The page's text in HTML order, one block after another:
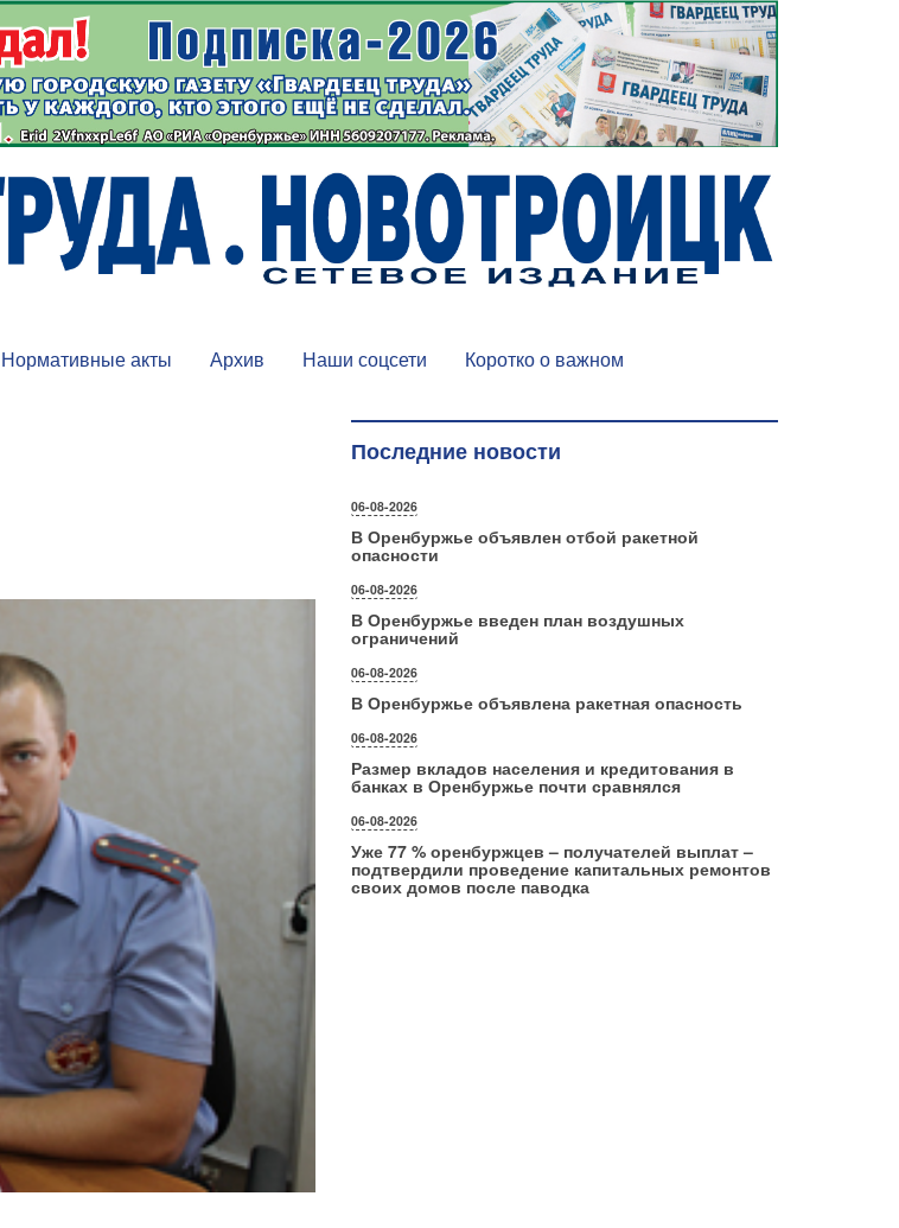
Нормативные акты Архив Наши соцсети Коротко о важном
Последние новости
06-08-2026
В Оренбуржье объявлен отбой ракетной
опасности
06-08-2026
В Оренбуржье введен план воздушных
ограничений
06-08-2026
В Оренбуржье объявлена ракетная опасность
06-08-2026
Размер вкладов населения и кредитования в
банках в Оренбуржье почти сравнялся
06-08-2026
Уже 77 % оренбуржцев – получателей выплат –
подтвердили проведение капитальных ремонтов
своих домов после паводка